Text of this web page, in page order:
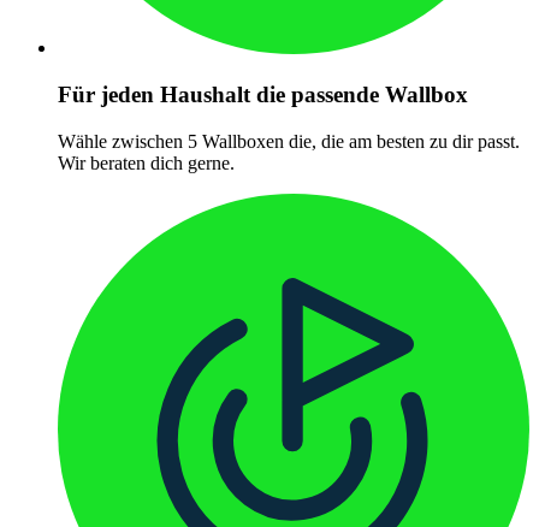
Für jeden Haushalt die passende Wallbox
Wähle zwischen 5 Wallboxen die, die am besten zu dir passt.
Wir beraten dich gerne.